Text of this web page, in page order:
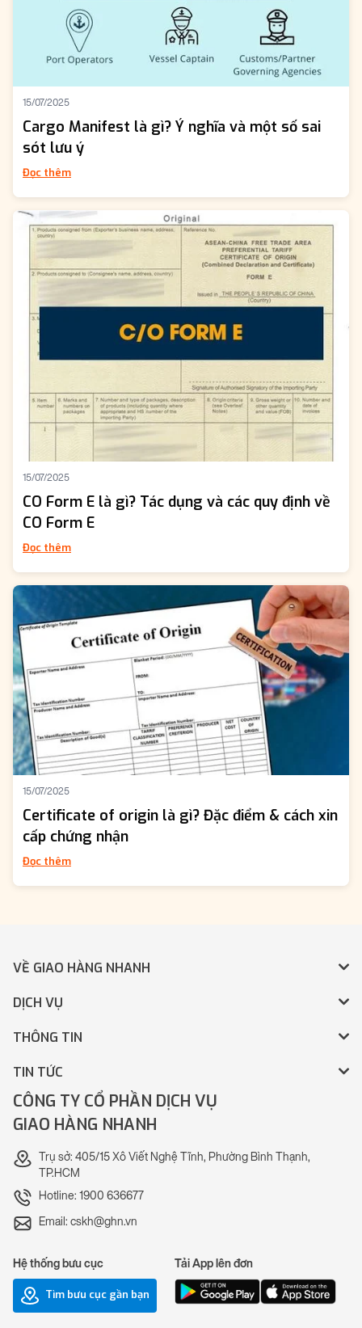
15/07/2025
Cargo Manifest là gì? Ý nghĩa và một số sai
sót lưu ý
Đọc thêm
15/07/2025
CO Form E là gì? Tác dụng và các quy định về
CO Form E
Đọc thêm
15/07/2025
Certificate of origin là gì? Đặc điểm & cách xin
cấp chứng nhận
Đọc thêm
VỀ GIAO HÀNG NHANH
DỊCH VỤ
THÔNG TIN
TIN TỨC
CÔNG TY CỔ PHẦN DỊCH VỤ
GIAO HÀNG NHANH
Trụ sở: 405/15 Xô Viết Nghệ Tĩnh, Phường Bình Thạnh,
TP.HCM
Hotline: 1900 636677
Email: cskh@ghn.vn
Hệ thống bưu cục
Tìm bưu cục gần bạn
Tải App lên đơn